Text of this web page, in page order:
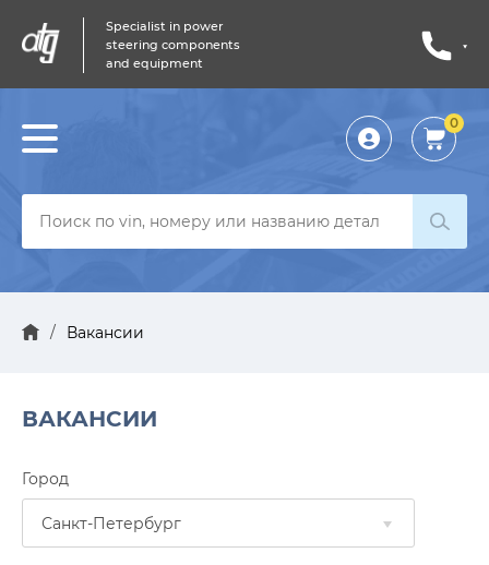
Specialist in power
steering components
and equipment
Личный
кабинет
0
/ Вакансии
ВАКАНСИИ
Город
Санкт-Петербург